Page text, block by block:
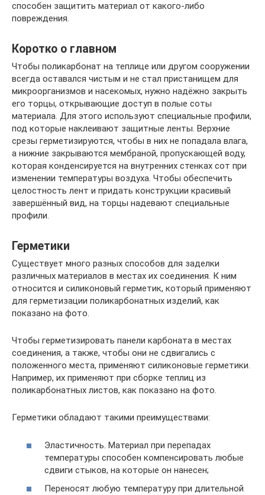
способен защитить материал от какого-либо
повреждения.
Коротко о главном
Чтобы поликарбонат на теплице или другом сооружении
всегда оставался чистым и не стал пристанищем для
микроорганизмов и насекомых, нужно надёжно закрыть
его торцы, открывающие доступ в полые соты
материала. Для этого используют специальные профили,
под которые наклеивают защитные ленты. Верхние
срезы герметизируются, чтобы в них не попадала влага,
а нижние закрываются мембраной, пропускающей воду,
которая конденсируется на внутренних стенках сот при
изменении температуры воздуха. Чтобы обеспечить
целостность лент и придать конструкции красивый
завершённый вид, на торцы надевают специальные
профили.
Герметики
Существует много разных способов для заделки
различных материалов в местах их соединения. К ним
относится и силиконовый герметик, который применяют
для герметизации поликарбонатных изделий, как
показано на фото.
Чтобы герметизировать панели карбоната в местах
соединения, а также, чтобы они не сдвигались с
положенного места, применяют силиконовые герметики.
Например, их применяют при сборке теплиц из
поликарбонатных листов, как показано на фото.
Герметики обладают такими преимуществами:
Эластичность. Материал при перепадах
температуры способен компенсировать любые
сдвиги стыков, на которые он нанесен;
Переносят любую температуру при длительной